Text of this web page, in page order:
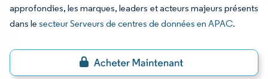
approfondies, les marques, leaders et acteurs majeurs présents
dans le secteur Serveurs de centres de données en APAC.